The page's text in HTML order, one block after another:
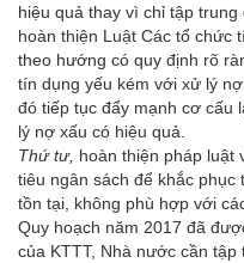
hiệu quả thay vì chỉ tập
hoàn thiện Luật Các tổ chức
theo hướng có quy định rõ
tín dụng yếu kém với xử lý
đó tiếp tục đẩy mạnh cơ cấu
lý nợ xấu có hiệu quả.
Thứ tư, hoàn thiện pháp luật
tiêu ngân sách để khắc phục
tồn tại, không phù hợp với
Quy hoạch năm 2017 đã
của KTTT, Nhà nước cần